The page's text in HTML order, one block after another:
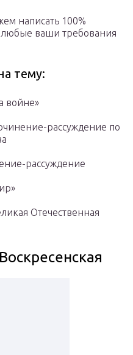
написать 100%
ваши требования
тему:
войне»
рассуждение по
рассуждение
Отечественная